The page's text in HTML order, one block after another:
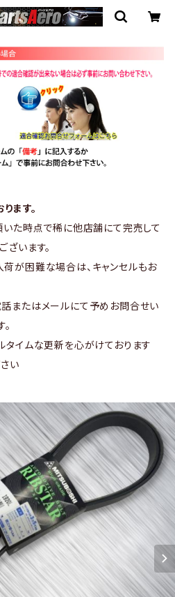
ます。
いた時点で稀に他店舗にて完売して
ざいます。
が困難な場合は、キャンセルもお
またはメールにて予めお問合せい
タイムな更新を心がけております
い